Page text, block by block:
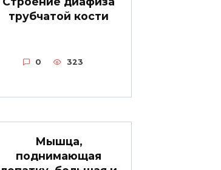
трубчатой кости
0 323
Мышца,
поднимающая